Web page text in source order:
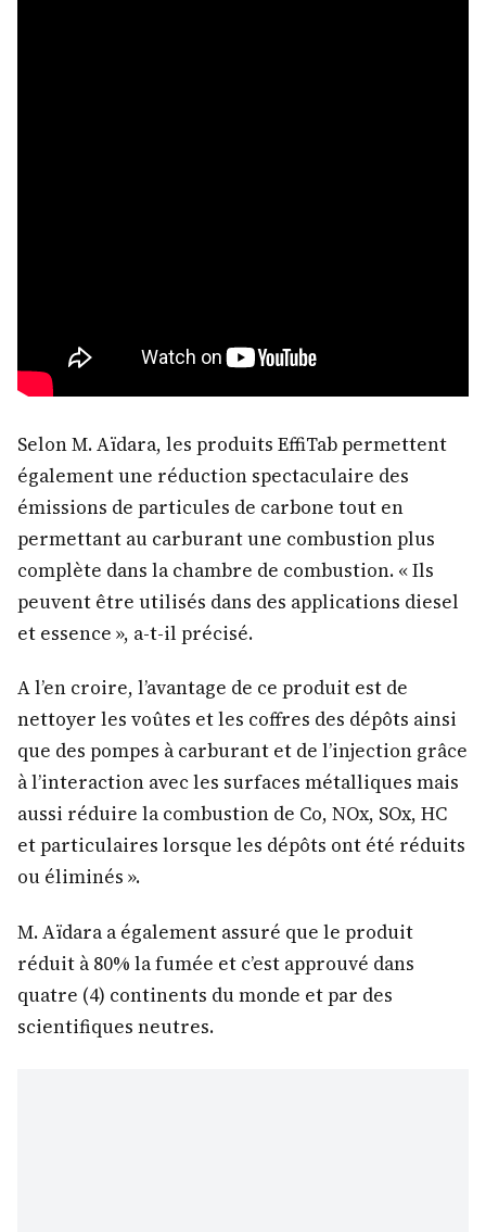
Selon M. Aïdara, les produits EffiTab permettent
également une réduction spectaculaire des
émissions de particules de carbone tout en
permettant au carburant une combustion plus
complète dans la chambre de combustion. « Ils
peuvent être utilisés dans des applications diesel
et essence », a-t-il précisé.
A l’en croire, l’avantage de ce produit est de
nettoyer les voûtes et les coffres des dépôts ainsi
que des pompes à carburant et de l’injection grâce
à l’interaction avec les surfaces métalliques mais
aussi réduire la combustion de Co, NOx, SOx, HC
et particulaires lorsque les dépôts ont été réduits
ou éliminés ».
M. Aïdara a également assuré que le produit
réduit à 80% la fumée et c’est approuvé dans
quatre (4) continents du monde et par des
scientifiques neutres.